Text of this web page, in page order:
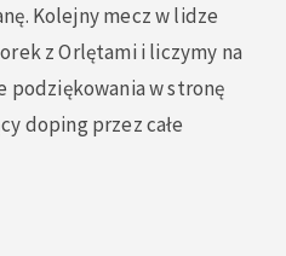
Kolejny mecz w lidze
z Orlętami i liczymy na
podziękowania w stronę
doping przez całe